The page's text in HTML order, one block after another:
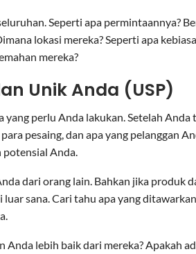
Seperti apa permintaannya?
lokasi mereka? Seperti apa
mereka?
Unik Anda (USP)
perlu Anda lakukan. Setelah Anda
pesaing, dan apa yang pelanggan
Anda.
dari orang lain. Bahkan jika produk
sana. Cari tahu apa yang
lebih baik dari mereka? Apakah